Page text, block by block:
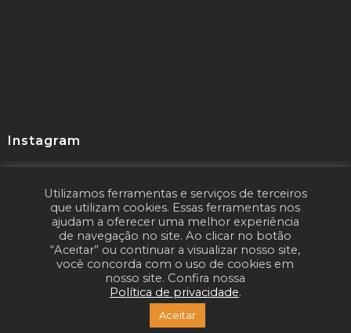
Instagram
Seguir
Copyright © 2020LIONS Marketing Digital
Utilizamos ferramentas e serviços de terceiros
que utilizam cookies. Essas ferramentas nos
ajudam a oferecer uma melhor experiência
de navegação no site. Ao clicar no botão
“Aceitar” ou continuar a visualizar nosso site,
você concorda com o uso de cookies em
nosso site. Confira nossa
Política de privacidade.
Aceitar